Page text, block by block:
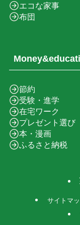
エコな家事
布団
節約
受験・進学
在宅ワーク
プレゼント選び
本・漫画
ふるさと納税
サイトマ